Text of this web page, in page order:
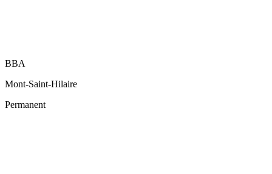
BBA
Mont-Saint-Hilaire
Permanent